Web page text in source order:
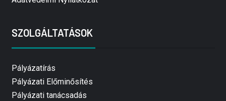
SZOLGÁLTATÁSOK
Pályázatírás
Pályázati Előminősítés
Pályázati tanácsadás